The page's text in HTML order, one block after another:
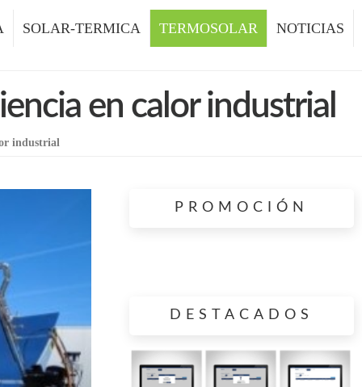
SOLAR-TERMICA TERMOSOLAR NOTICIAS
en calor industrial
industrial
PROMOCIÓN
DESTACADOS